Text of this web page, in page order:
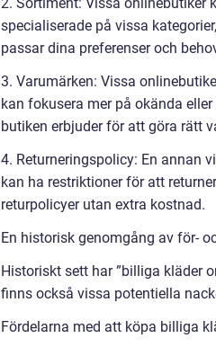
2. Sortiment: Vissa onlinebutiker
specialiserade på vissa
passar dina preferenser och
3. Varumärken: Vissa
kan fokusera mer på okända
butiken erbjuder för att göra rätt
4. Returneringspolicy: En annan
kan ha restriktioner för att
returpolicyer utan extra kostnad.
En historisk genomgång av för-
Historiskt sett har ”billiga kläder
finns också vissa potentiella
Fördelarna med att köpa billiga